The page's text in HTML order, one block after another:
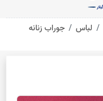
لباس
جوراب زنانه